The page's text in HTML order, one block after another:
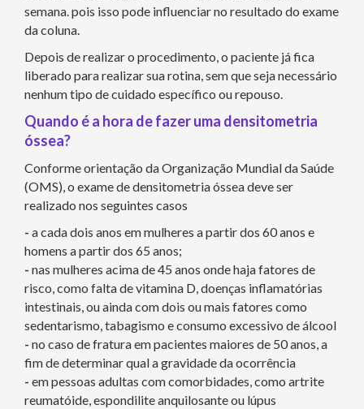
semana. pois isso pode influenciar no resultado do exame
da coluna.
Depois de realizar o procedimento, o paciente já fica
liberado para realizar sua rotina, sem que seja necessário
nenhum tipo de cuidado específico ou repouso.
Quando é a hora de fazer uma densitometria
óssea?
Conforme orientação da Organização Mundial da Saúde
(OMS), o exame de densitometria óssea deve ser
realizado nos seguintes casos
- a cada dois anos em mulheres a partir dos 60 anos e
homens a partir dos 65 anos;
- nas mulheres acima de 45 anos onde haja fatores de
risco, como falta de vitamina D, doenças inflamatórias
intestinais, ou ainda com dois ou mais fatores como
sedentarismo, tabagismo e consumo excessivo de álcool
- no caso de fratura em pacientes maiores de 50 anos, a
fim de determinar qual a gravidade da ocorrência
- em pessoas adultas com comorbidades, como artrite
reumatóide, espondilite anquilosante ou lúpus